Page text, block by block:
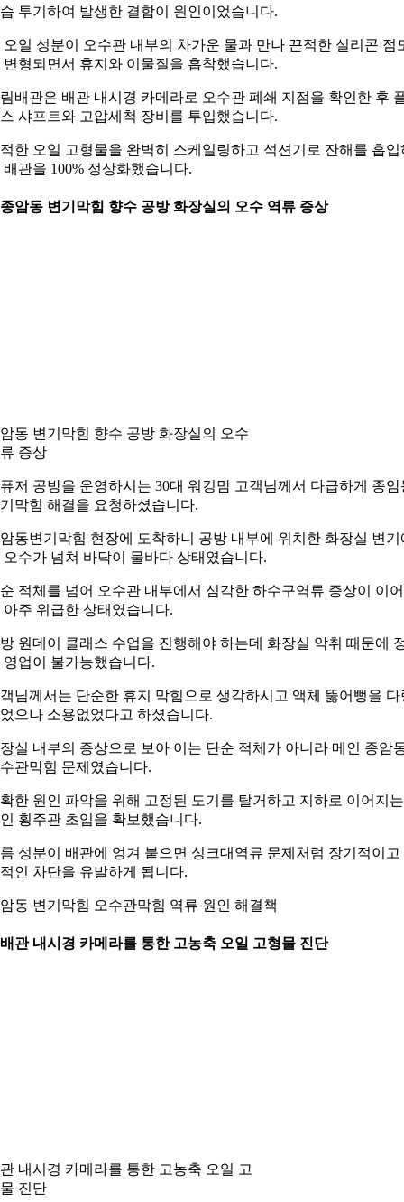
투기하여 발생한 결합이 원인이었습니다.
오일 성분이 오수관 내부의 차가운 물과 만나 끈적한 실리콘 점
변형되면서 휴지와 이물질을 흡착했습니다.
배관은 배관 내시경 카메라로 오수관 폐쇄 지점을 확인한 후
샤프트와 고압세척 장비를 투입했습니다.
한 오일 고형물을 완벽히 스케일링하고 석션기로 잔해를 흡입
배관을 100% 정상화했습니다.
암동 변기막힘 향수 공방 화장실의 오수 역류 증상
동 변기막힘 향수 공방 화장실의 오수
증상
저 공방을 운영하시는 30대 워킹맘 고객님께서 다급하게 종암
막힘 해결을 요청하셨습니다.
동변기막힘 현장에 도착하니 공방 내부에 위치한 화장실 변기
오수가 넘쳐 바닥이 물바다 상태였습니다.
적체를 넘어 오수관 내부에서 심각한 하수구역류 증상이 이
아주 위급한 상태였습니다.
원데이 클래스 수업을 진행해야 하는데 화장실 악취 때문에
영업이 불가능했습니다.
님께서는 단순한 휴지 막힘으로 생각하시고 액체 뚫어뻥을 다
으나 소용없었다고 하셨습니다.
실 내부의 증상으로 보아 이는 단순 적체가 아니라 메인 종암
관막힘 문제였습니다.
한 원인 파악을 위해 고정된 도기를 탈거하고 지하로 이어지는
횡주관 초입을 확보했습니다.
성분이 배관에 엉겨 붙으면 싱크대역류 문제처럼 장기적이고
인 차단을 유발하게 됩니다.
동 변기막힘 오수관막힘 역류 원인 해결책
관 내시경 카메라를 통한 고농축 오일 고형물 진단
내시경 카메라를 통한 고농축 오일 고
진단